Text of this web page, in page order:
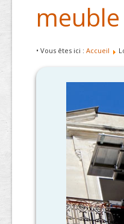
• Vous êtes ici : Accueil